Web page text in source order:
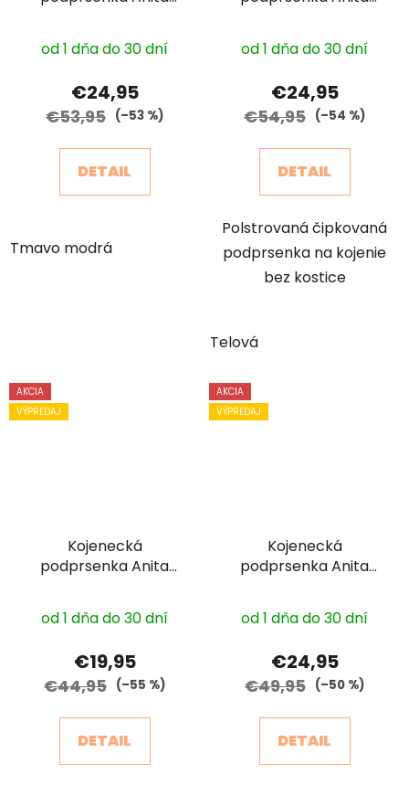
od 1 dňa do 30 dní
€24,95
€53,95 (–53 %)
DETAIL
Tmavo modrá
od 1 dňa do 30 dní
€24,95
€54,95 (–54 %)
DETAIL
Polstrovaná čipkovaná
podprsenka na kojenie
bez kostice
Telová
AKCIA
VÝPREDAJ
Kojenecká
podprsenka Anita
od 1 dňa do 30 dní
€19,95
€44,95 (–55 %)
DETAIL
AKCIA
VÝPREDAJ
Kojenecká
podprsenka Anita
od 1 dňa do 30 dní
€24,95
€49,95 (–50 %)
DETAIL